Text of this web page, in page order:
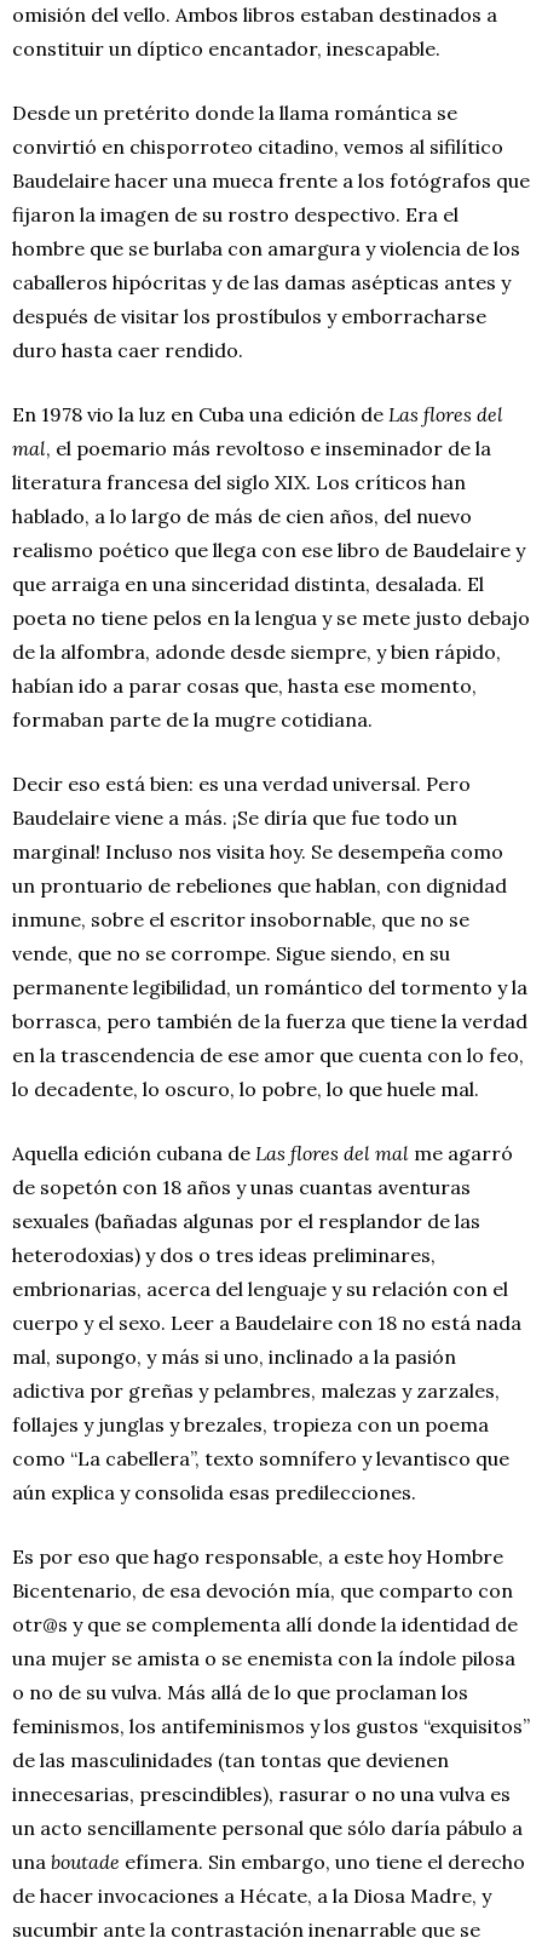
omisión del vello. Ambos libros estaban destinados a
constituir un díptico encantador, inescapable.
Desde un pretérito donde la llama romántica se
convirtió en chisporroteo citadino, vemos al sifilítico
Baudelaire hacer una mueca frente a los fotógrafos que
fijaron la imagen de su rostro despectivo. Era el
hombre que se burlaba con amargura y violencia de los
caballeros hipócritas y de las damas asépticas antes y
después de visitar los prostíbulos y emborracharse
duro hasta caer rendido.
En 1978 vio la luz en Cuba una edición de Las flores del
mal, el poemario más revoltoso e inseminador de la
literatura francesa del siglo XIX. Los críticos han
hablado, a lo largo de más de cien años, del nuevo
realismo poético que llega con ese libro de Baudelaire y
que arraiga en una sinceridad distinta, desalada. El
poeta no tiene pelos en la lengua y se mete justo debajo
de la alfombra, adonde desde siempre, y bien rápido,
habían ido a parar cosas que, hasta ese momento,
formaban parte de la mugre cotidiana.
Decir eso está bien: es una verdad universal. Pero
Baudelaire viene a más. ¡Se diría que fue todo un
marginal! Incluso nos visita hoy. Se desempeña como
un prontuario de rebeliones que hablan, con dignidad
inmune, sobre el escritor insobornable, que no se
vende, que no se corrompe. Sigue siendo, en su
permanente legibilidad, un romántico del tormento y la
borrasca, pero también de la fuerza que tiene la verdad
en la trascendencia de ese amor que cuenta con lo feo,
lo decadente, lo oscuro, lo pobre, lo que huele mal.
Aquella edición cubana de Las flores del mal me agarró
de sopetón con 18 años y unas cuantas aventuras
sexuales (bañadas algunas por el resplandor de las
heterodoxias) y dos o tres ideas preliminares,
embrionarias, acerca del lenguaje y su relación con el
cuerpo y el sexo. Leer a Baudelaire con 18 no está nada
mal, supongo, y más si uno, inclinado a la pasión
adictiva por greñas y pelambres, malezas y zarzales,
follajes y junglas y brezales, tropieza con un poema
como “La cabellera”, texto somnífero y levantisco que
aún explica y consolida esas predilecciones.
Es por eso que hago responsable, a este hoy Hombre
Bicentenario, de esa devoción mía, que comparto con
otr@s y que se complementa allí donde la identidad de
una mujer se amista o se enemista con la índole pilosa
o no de su vulva. Más allá de lo que proclaman los
feminismos, los antifeminismos y los gustos “exquisitos”
de las masculinidades (tan tontas que devienen
innecesarias, prescindibles), rasurar o no una vulva es
un acto sencillamente personal que sólo daría pábulo a
una boutade efímera. Sin embargo, uno tiene el derecho
de hacer invocaciones a Hécate, a la Diosa Madre, y
sucumbir ante la contrastación inenarrable que se